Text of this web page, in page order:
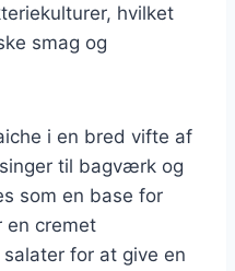
hvilket
smag og
i en bred vifte af
til bagværk og
som en base for
en cremet
for at give en